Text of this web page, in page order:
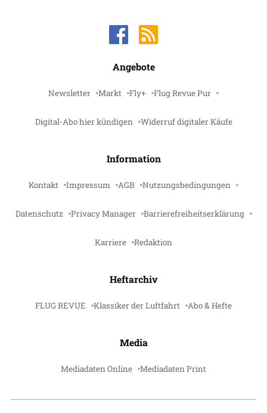
Angebote
Newsletter Markt Fly+ Flug Revue Pur
Digital-Abo hier kündigen Widerruf digitaler Käufe
Information
Kontakt Impressum AGB Nutzungsbedingungen
Datenschutz Privacy Manager Barrierefreiheitserklärung
Karriere Redaktion
Heftarchiv
FLUG REVUE Klassiker der Luftfahrt Abo & Hefte
Media
Mediadaten Online Mediadaten Print